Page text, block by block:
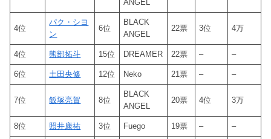
ANGEL
4位
パク・シヨ
ン
6位
BLACK
ANGEL
22票 3位 4万
4位 熊部拓斗 15位 DREAMER 22票 – –
6位 土田央修 12位 Neko 21票 – –
7位 飯塚亮賀 8位
BLACK
ANGEL
20票 4位 3万
8位 照井康祐 3位 Fuego 19票 – –